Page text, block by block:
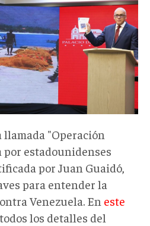
"Operación
por estadounidenses
por Juan Guaidó,
para entender la
Venezuela. En este
los detalles del